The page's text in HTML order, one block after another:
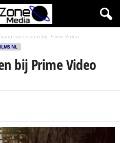
vanaf nu te zien bij Prime Video
NL
bij Prime Video